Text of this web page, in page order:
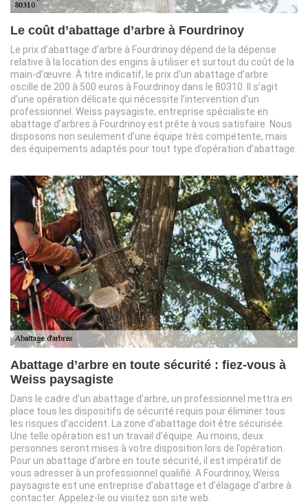
Le coût d’abattage d’arbre à Fourdrinoy
Le prix d’abattage d’arbre à Fourdrinoy dépend de la dépense
relative à la location des engins à utiliser et surtout du coût de la
main-d’œuvre. À titre indicatif, le prix d’un abattage d’arbre
oscille de 200 à 500 euros à Fourdrinoy dans le 80310. Il s’agit
d’une opération délicate qui nécessite l’intervention d’un
professionnel. Weiss paysagiste, entreprise spécialiste en
abattage d’arbres à Fourdrinoy est prête à vous satisfaire. Nous
disposons non seulement d’une équipe très compétente, mais
des équipements adaptés pour tout type d’opération d’abattage.
Abattage d’arbre en toute sécurité : fiez-vous à
Weiss paysagiste
Dans le cadre d’un abattage d’arbre, un professionnel mettra en
place tous les dispositifs de sécurité requis pour éliminer tous
les risques d’accident. La zone d’abattage doit être sécurisée.
Une telle opération est un travail d’équipe. Au moins, deux
personnes seront mises à votre disposition lors de l’opération.
Pour un abattage d’arbre en toute sécurité, il est impératif de
vous adresser à un professionnel qualifié. A Fourdrinoy, Weiss
paysagiste est une entreprise d’abattage et d’élagage d’arbre à
contacter. Appelez-le ou visitez son site web.